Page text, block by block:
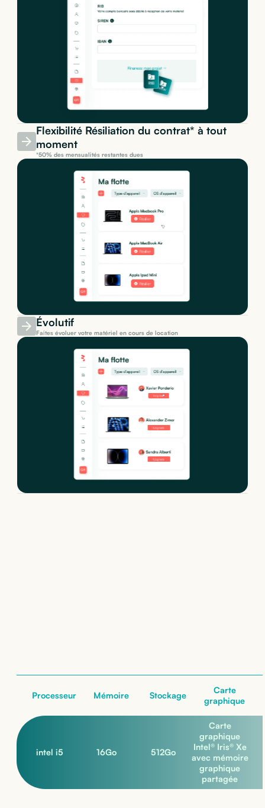
Flexibilité Résiliation du contrat* à tout
moment
*50% des mensualités restantes dues
Évolutif
Faites évoluer votre matériel en cours de location
Processeur Mémoire Stockage
Carte
graphique
intel i5 16Go 512Go
Carte
graphique
Intel® Iris® Xe
avec mémoire
graphique
partagée